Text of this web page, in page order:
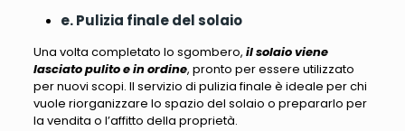
e. Pulizia finale del solaio
Una volta completato lo sgombero, il solaio viene
lasciato pulito e in ordine, pronto per essere utilizzato
per nuovi scopi. Il servizio di pulizia finale è ideale per chi
vuole riorganizzare lo spazio del solaio o prepararlo per
la vendita o l’affitto della proprietà.